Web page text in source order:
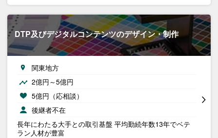
DTP及びデジタルコンテンツのデザイン・制作
関東地方
2億円～5億円
5億円（応相談）
後継者不在
長年にわたる大手との取引基盤 平均勤続年数13年でベテ
ラン人材が豊富